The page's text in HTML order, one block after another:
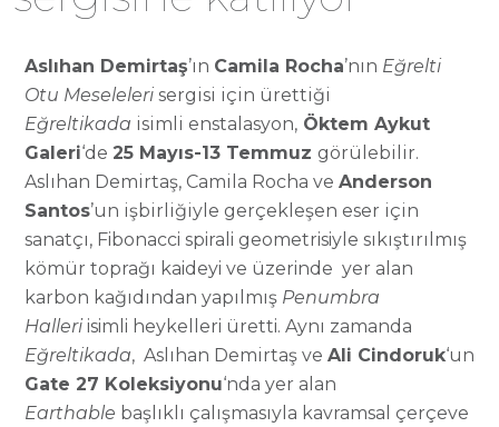
Aslıhan Demirtaş’ın Camila Rocha’nın Eğrelti
Otu Meseleleri sergisi için ürettiği
Eğreltikada isimli enstalasyon, Öktem Aykut
Galeri‘de 25 Mayıs-13 Temmuz görülebilir.
Aslıhan Demirtaş, Camila Rocha ve Anderson
Santos’un işbirliğiyle gerçekleşen eser için
sanatçı, Fibonacci spirali geometrisiyle sıkıştırılmış
kömür toprağı kaideyi ve üzerinde yer alan
karbon kağıdından yapılmış Penumbra
Halleri isimli heykelleri üretti. Aynı zamanda
Eğreltikada, Aslıhan Demirtaş ve Ali Cindoruk‘un
Gate 27 Koleksiyonu‘nda yer alan
Earthable başlıklı çalışmasıyla kavramsal çerçeve